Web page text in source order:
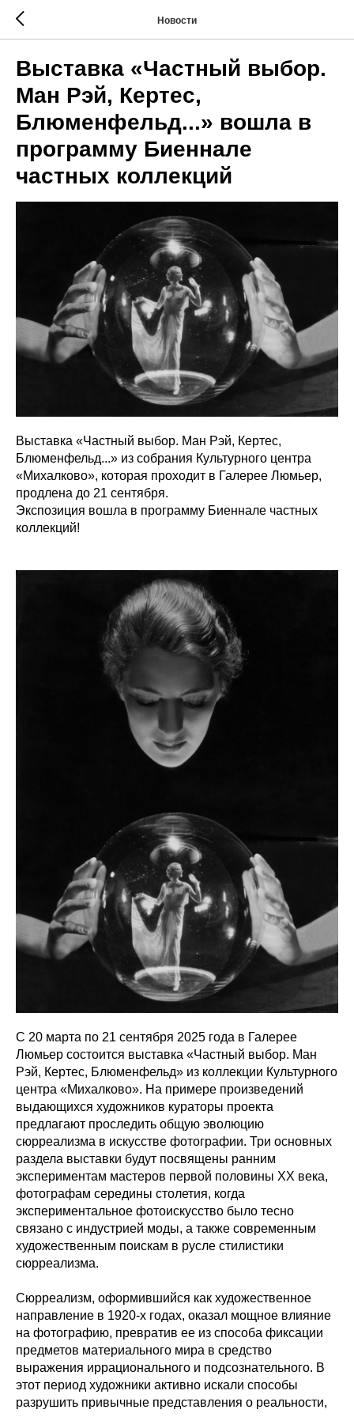
Новости
Выставка «‎Частный выбор.
Ман Рэй, Кертес,
Блюменфельд...» вошла в
программу Биеннале
частных коллекций
Выставка «‎Частный выбор. Ман Рэй, Кертес,
Блюменфельд...» из собрания Культурного центра
«‎Михалково», которая проходит в Галерее Люмьер,
продлена до 21 сентября.
Экспозиция вошла в программу Биеннале частных
коллекций!
С 20 марта по 21 сентября 2025 года в Галерее
Люмьер состоится выставка «‎Частный выбор. Ман
Рэй, Кертес, Блюменфельд» из коллекции Культурного
центра «‎Михалково». На примере произведений
выдающихся художников кураторы проекта
предлагают проследить общую эволюцию
сюрреализма в искусстве фотографии. Три основных
раздела выставки будут посвящены ранним
экспериментам мастеров первой половины XX века,
фотографам середины столетия, когда
экспериментальное фотоискусство было тесно
связано с индустрией моды, а также современным
художественным поискам в русле стилистики
сюрреализма.
Сюрреализм, оформившийся как художественное
направление в 1920-х годах, оказал мощное влияние
на фотографию, превратив ее из способа фиксации
предметов материального мира в средство
выражения иррационального и подсознательного. В
этот период художники активно искали способы
разрушить привычные представления о реальности,